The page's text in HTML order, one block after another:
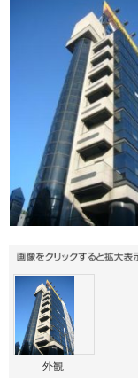
外観